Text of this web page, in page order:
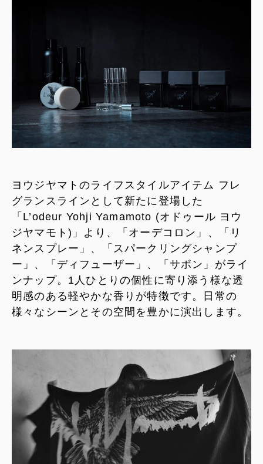
ヨウジヤマトのライフスタイルアイテム フレ
グランスラインとして新たに登場した
「L’odeur Yohji Yamamoto (オドゥール ヨウ
ジヤマモト)」より、「オーデコロン」、「リ
ネンスプレー」、「スパークリングシャンプ
ー」、「ディフューザー」、「サボン」がライ
ンナップ。1人ひとりの個性に寄り添う様な透
明感のある軽やかな香りが特徴です。日常の
様々なシーンとその空間を豊かに演出します。